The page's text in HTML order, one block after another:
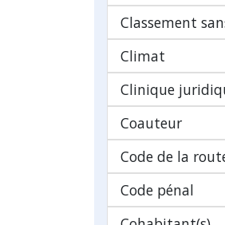
Classement
Climat
Clinique
Coauteur
Code de la
Code pénal